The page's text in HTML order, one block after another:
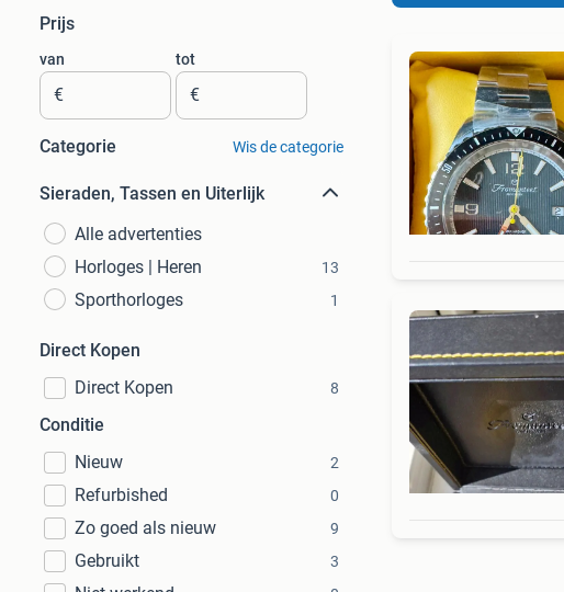
Prijs
van
€
tot
€
Categorie Wis de categorie
Sieraden, Tassen en Uiterlijk
Alle advertenties
Horloges | Heren
13
Sporthorloges 1
Direct Kopen
Direct Kopen
8
Conditie
Nieuw
2
Refurbished 0
Zo goed als nieuw 9
Gebruikt 3